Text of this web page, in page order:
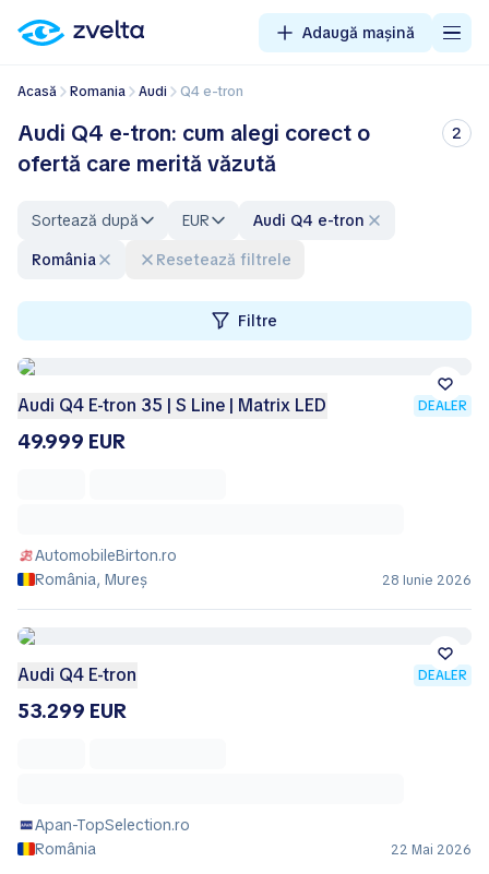
Adaugă mașină
Acasă Romania Audi Q4 e-tron
Audi Q4 e-tron: cum alegi corect o
ofertă care merită văzută
2
Sortează după EUR
Audi Q4 e-tron
România
Resetează filtrele
Filtre
Audi Q4 E-tron 35 | S Line | Matrix LED DEALER
49.999 EUR
AutomobileBirton.ro
România, Mureș
28 Iunie 2026
Audi Q4 E-tron DEALER
53.299 EUR
Apan-TopSelection.ro
România
22 Mai 2026